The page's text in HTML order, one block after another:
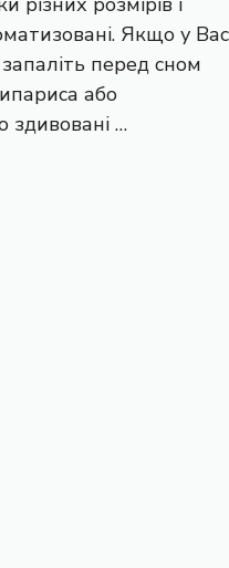
Якщо у Вас
перед сном
або
здивовані …